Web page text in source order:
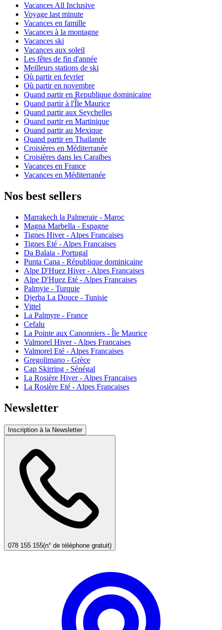
Vacances All Inclusive
Voyage last minute
Vacances en famille
Vacances à la montagne
Vacances ski
Vacances aux soleil
Les fêtes de fin d'année
Meilleurs stations de ski
Où partir en fevrier
Où partir en novembre
Quand partir en Republique dominicaine
Quand partir à l'Île Maurice
Quand partir aux Seychelles
Quand partir en Martinique
Quand partir au Mexique
Quand partir en Thailande
Croisières en Méditerranée
Croisières dans les Caraïbes
Vacances en France
Vacances en Méditerranée
Nos best sellers
Marrakech la Palmeraie - Maroc
Magna Marbella - Espagne
Tignes Hiver - Alpes Francaises
Tignes Eté - Alpes Francaises
Da Balaia - Portugal
Punta Cana - République dominicaine
Alpe D'Huez Hiver - Alpes Francaises
Alpe D'Huez Eté - Alpes Francaises
Palmyie - Turquie
Djerba La Douce - Tunisie
Vittel
La Palmyre - France
Cefalu
La Pointe aux Canonniers - Île Maurice
Valmorel Hiver - Alpes Francaises
Valmorel Eté - Alpes Francaises
Gregolimano - Grèce
Cap Skirring - Sénégal
La Rosière Hiver - Alpes Francaises
La Rosière Eté - Alpes Francaises
Newsletter
Inscription à la Newsletter
078 155 155(n° de téléphone gratuit)